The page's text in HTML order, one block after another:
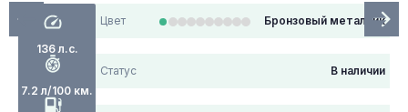
136 л.с.
7.2 л/100 км.
Цвет Бронзовый металлик
Статус В наличии